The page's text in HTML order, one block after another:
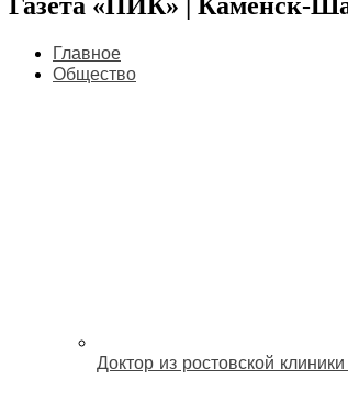
Главное
Общество
Доктор из ростовской